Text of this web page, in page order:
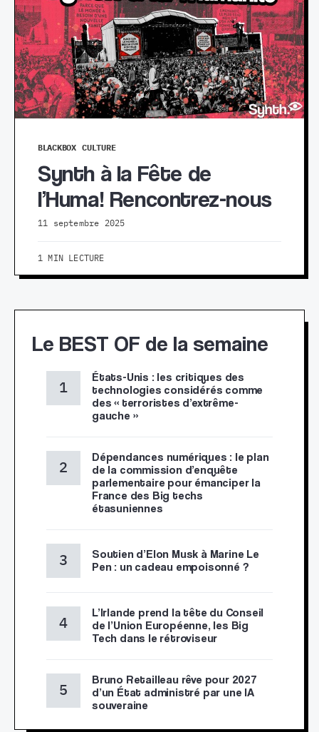
BLACKBOX CULTURE
Synth à la Fête de
l’Huma! Rencontrez-nous
11 septembre 2025
1 MIN LECTURE
Le BEST OF de la semaine
États-Unis : les critiques des
technologies considérés comme
des « terroristes d’extrême-
gauche »
Dépendances numériques : le plan
de la commission d’enquête
parlementaire pour émanciper la
France des Big techs
étasuniennes
Soutien d’Elon Musk à Marine Le
Pen : un cadeau empoisonné ?
L’Irlande prend la tête du Conseil
de l’Union Européenne, les Big
Tech dans le rétroviseur
Bruno Retailleau rêve pour 2027
d’un État administré par une IA
souveraine